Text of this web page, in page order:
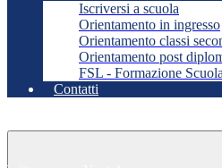
Iscriversi a scuola
Orientamento in ingresso
Orientamento classi
Orientamento post
FSL - Formazione
Contatti